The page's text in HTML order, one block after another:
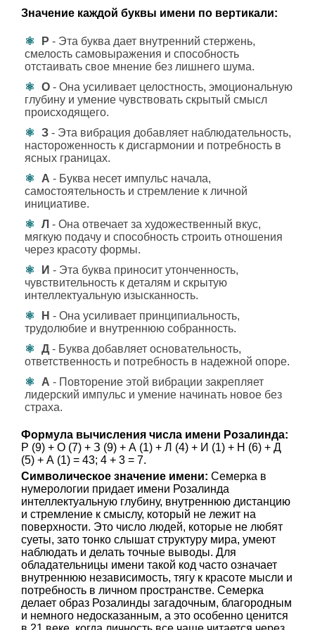
Значение каждой буквы имени по вертикали:
Р - Эта буква дает внутренний стержень,
смелость самовыражения и способность
отстаивать свое мнение без лишнего шума.
О - Она усиливает целостность, эмоциональную
глубину и умение чувствовать скрытый смысл
происходящего.
З - Эта вибрация добавляет наблюдательность,
настороженность к дисгармонии и потребность в
ясных границах.
А - Буква несет импульс начала,
самостоятельность и стремление к личной
инициативе.
Л - Она отвечает за художественный вкус,
мягкую подачу и способность строить отношения
через красоту формы.
И - Эта буква приносит утонченность,
чувствительность к деталям и скрытую
интеллектуальную изысканность.
Н - Она усиливает принципиальность,
трудолюбие и внутреннюю собранность.
Д - Буква добавляет основательность,
ответственность и потребность в надежной опоре.
А - Повторение этой вибрации закрепляет
лидерский импульс и умение начинать новое без
страха.
Формула вычисления числа имени Розалинда:
Р (9) + О (7) + З (9) + А (1) + Л (4) + И (1) + Н (6) + Д
(5) + А (1) = 43; 4 + 3 = 7.
Символическое значение имени: Семерка в
нумерологии придает имени Розалинда
интеллектуальную глубину, внутреннюю дистанцию
и стремление к смыслу, который не лежит на
поверхности. Это число людей, которые не любят
суеты, зато тонко слышат структуру мира, умеют
наблюдать и делать точные выводы. Для
обладательницы имени такой код часто означает
внутреннюю независимость, тягу к красоте мысли и
потребность в личном пространстве. Семерка
делает образ Розалинды загадочным, благородным
и немного недосказанным, а это особенно ценится